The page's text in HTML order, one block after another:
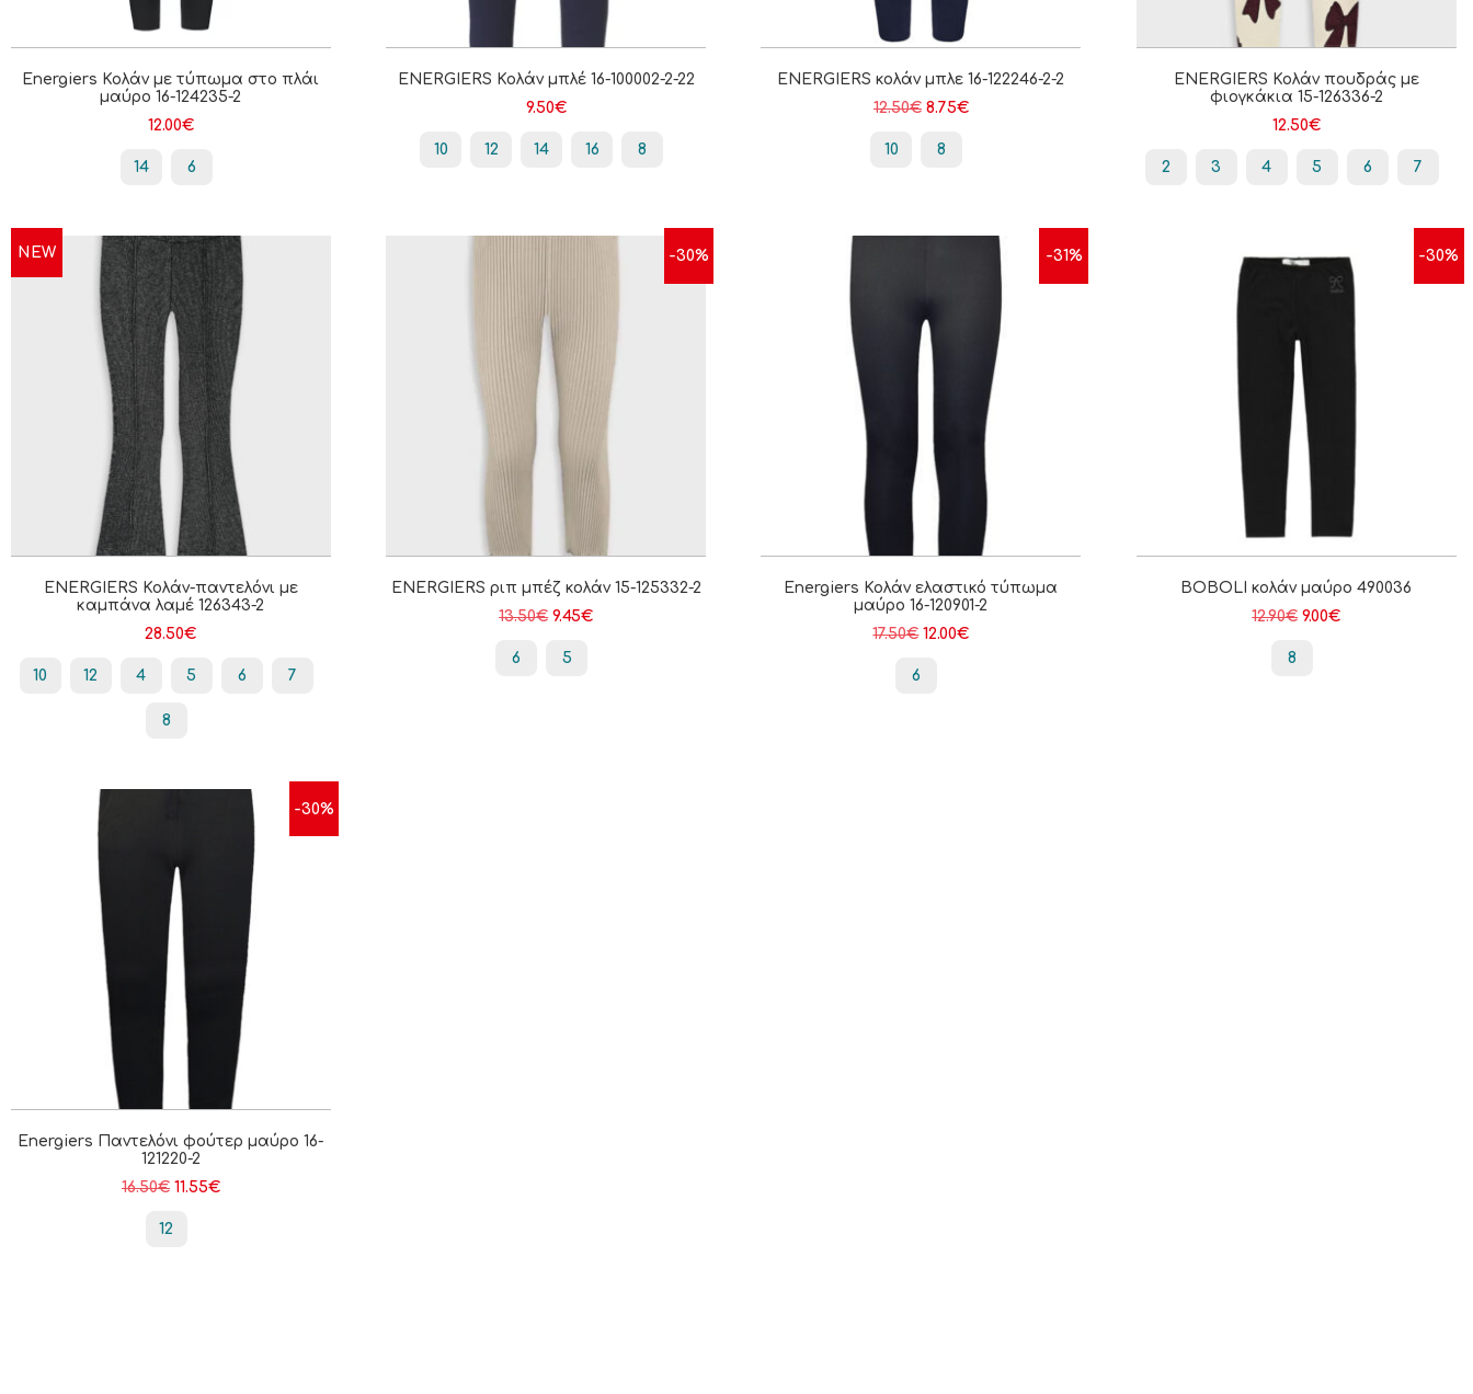
Energiers Κολάν με τύπωμα στο πλάι
μαύρο 16-124235-2
12.00€
14 6
ENERGIERS Κολάν μπλέ 16-100002-2-22
9.50€
10 12 14 16 8
ENERGIERS κολάν μπλε 16-122246-2-2
12.50€ 8.75€
10 8
ENERGIERS Κολάν πουδράς με
φιογκάκια 15-126336-2
12.50€
2 3 4 5 6 7
NEW
ENERGIERS Κολάν-παντελόνι με
καμπάνα λαμέ 126343-2
28.50€
10 12 4 5 6 7
8
-30%
ENERGIERS ριπ μπέζ κολάν 15-125332-2
13.50€ 9.45€
6 5
-31%
Energiers Κολάν ελαστικό τύπωμα
μαύρο 16-120901-2
17.50€ 12.00€
6
-30%
BOBOLI κολάν μαύρο 490036
12.90€ 9.00€
8
-30%
Energiers Παντελόνι φούτερ μαύρο 16-
121220-2
16.50€ 11.55€
12